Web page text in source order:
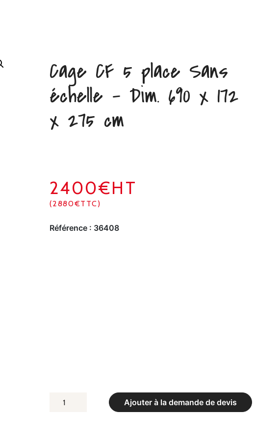
Cage CF 5 place Sans
échelle – Dim. 690 x 172
x 275 cm
2400€HT
(2880€TTC)
Référence : 36408
Ajouter à la demande de devis
QUANTITÉ